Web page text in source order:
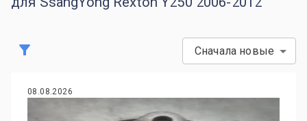
Сначала новые
08.08.2026